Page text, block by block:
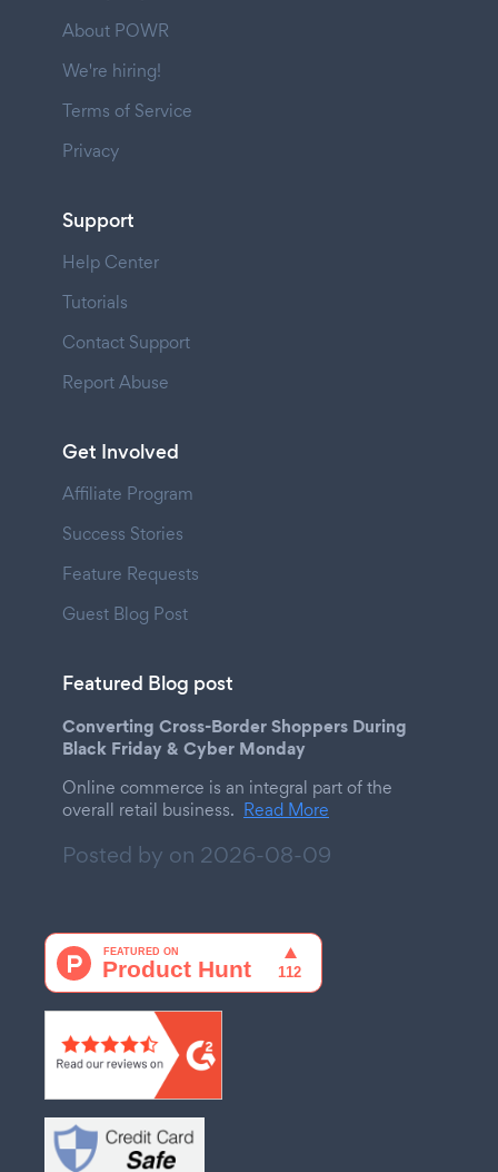
About POWR
We're hiring!
Terms of Service
Privacy
Support
Help Center
Tutorials
Contact Support
Report Abuse
Get Involved
Affiliate Program
Success Stories
Feature Requests
Guest Blog Post
Featured Blog post
Converting Cross-Border Shoppers During
Black Friday & Cyber Monday
Online commerce is an integral part of the
overall retail business. Read More
Posted by on 2026-08-09